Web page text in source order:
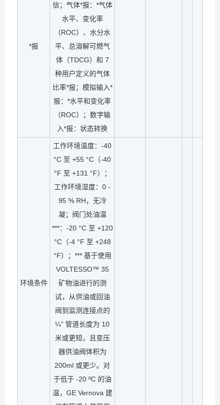
*报
信；气体*报：*气体
水平、变化率
（ROC）、水分水
平、总溶解可燃气
体（TDCG）和 7
种用户定义的气体
比率*报；模拟输入*
报：*水平和变化率
（ROC）；数字输
入*报：状态转换
环境条件
工作环境温度：-40
°C 至 +55 °C（-40
°F 至 +131 °F）；
工作环境湿度：0 -
95 % RH，无冷
凝；阀门处油温
***：-20 °C 至 +120
°C（-4 °F 至 +248
°F）；*** 基于使用
VOLTESSO™ 35
矿物油进行的测
试，从供油或回油
阀到监测连接点的
¼" 管道长度为 10
米或更短，且变压
器供油阀体积为
200ml 或更少。对
于低于 -20 ºC 的油
温，GE Vernova 建